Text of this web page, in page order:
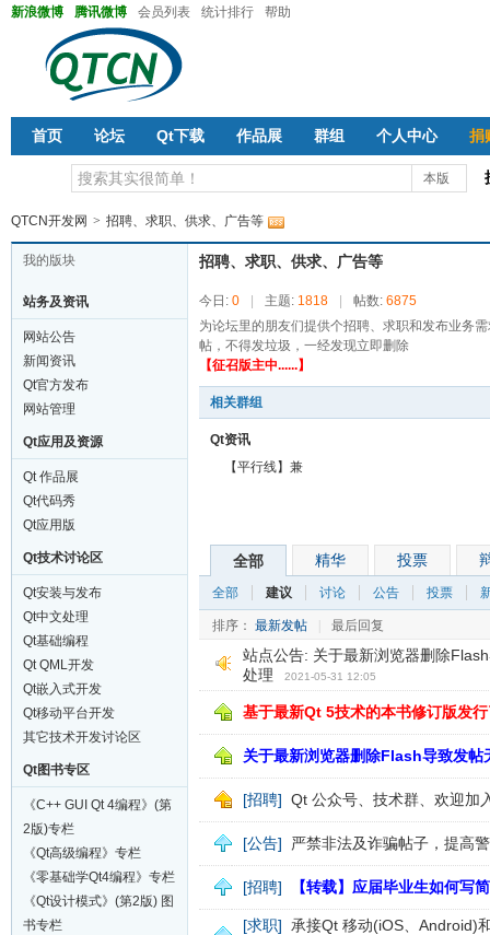
新浪微博 腾讯微博 会员列表 统计排行 帮助
首页 论坛 Qt下载 作品展 群组 个人中心 捐
本版
QTCN开发网 > 招聘、求职、供求、广告等
我的版块
站务及资讯
网站公告
新闻资讯
Qt官方发布
网站管理
Qt应用及资源
Qt 作品展
Qt代码秀
Qt应用版
Qt技术讨论区
Qt安装与发布
Qt中文处理
Qt基础编程
Qt QML开发
Qt嵌入式开发
Qt移动平台开发
其它技术开发讨论区
Qt图书专区
《C++ GUI Qt 4编程》(第
2版)专栏
《Qt高级编程》专栏
《零基础学Qt4编程》专栏
《Qt设计模式》(第2版) 图
书专栏
招聘、求职、供求、广告等
今日: 0 主题: 1818 帖数: 6875
为论坛里的朋友们提供个招聘、求职和发布业务
帖，不得发垃圾，一经发现立即删除
【征召版主中......】
相关群组
Qt资讯
【平行线】兼
全部 精华 投票
全部 建议 讨论 公告 投票
排序： 最新发帖 最后回复
站点公告: 关于最新浏览器删除
处理
2021-05-31 12:05
基于最新Qt 5技术的本书修订版发
关于最新浏览器删除Flash导致发帖
[招聘] Qt 公众号、技术群、欢迎加
[公告] 严禁非法及诈骗帖子，提高
[招聘] 【转载】应届毕业生如何写
[求职] 承接Qt 移动(iOS、Android)